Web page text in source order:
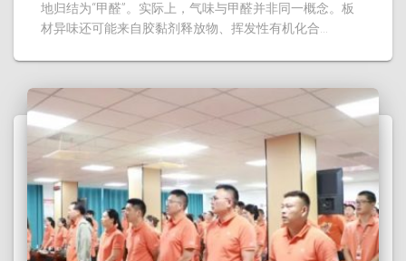
地归结为“甲醛”。实际上，气味与甲醛并非同一概念。板
材异味还可能来自胶黏剂释放物、挥发性有机化合…